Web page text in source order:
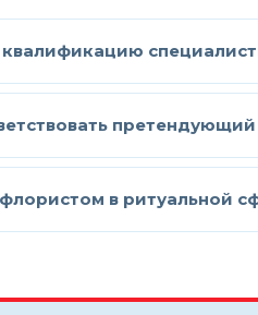
в ритуальной